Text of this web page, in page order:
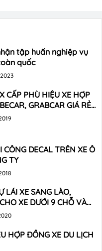
tập huấn nghiệp vụ
quốc
CẤP PHÙ HIỆU XE HỢP
GRABCAR GIÁ RẺ
CÔNG DECAL TRÊN XE Ô
TY
LÁI XE SANG LÀO,
XE DƯỚI 9 CHỖ VÀ
HỢP ĐỒNG XE DU LỊCH